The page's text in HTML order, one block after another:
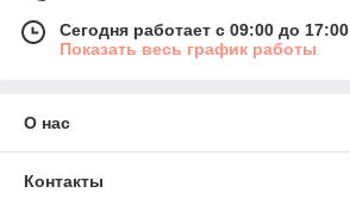
Сегодня работает с 09:00 до 17:00
Показать весь график работы
О нас
Контакты